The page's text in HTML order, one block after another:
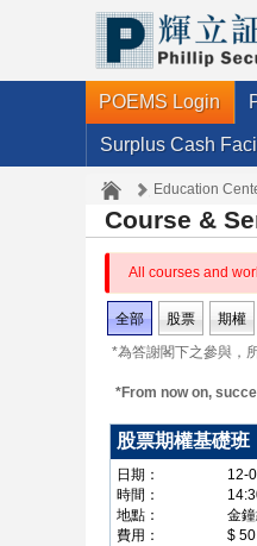
POEMS Login
Surplus Cash
Education
Course &
All courses and
全部 股票 期權
*為答謝閣下之參與，
*From now on,
股票期權基礎班
日期：
12-
時間：
地點：
金
費用：
$ 50